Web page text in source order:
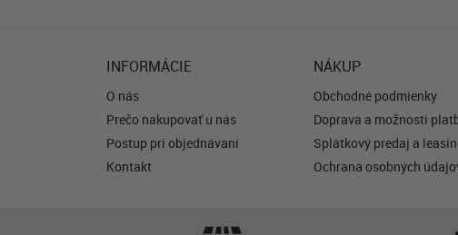
INFORMÁCIE
O nás
Prečo nakupovať u nás
Postup pri objednávaní
Kontakt
NÁKUP
Obchodné podmienky
Doprava a možnosti
Splátkový predaj a
Ochrana osobných